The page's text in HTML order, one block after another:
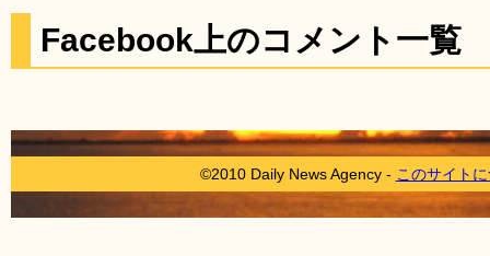
Facebook上のコメント一覧
©2010 Daily News Agency - このサイト